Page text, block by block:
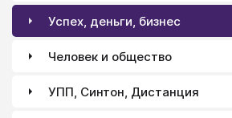
Успех, деньги, бизнес
Человек и общество
УПП, Синтон, Дистанция